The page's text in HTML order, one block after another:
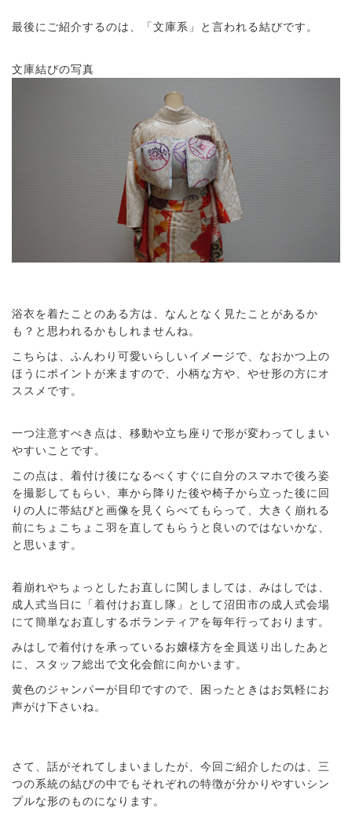
最後にご紹介するのは、「文庫系」と言われる結びです。
文庫結びの写真
浴衣を着たことのある方は、なんとなく見たことがあるか
も？と思われるかもしれませんね。
こちらは、ふんわり可愛いらしいイメージで、なおかつ上の
ほうにポイントが来ますので、小柄な方や、やせ形の方にオ
ススメです。
一つ注意すべき点は、移動や立ち座りで形が変わってしまい
やすいことです。
この点は、着付け後になるべくすぐに自分のスマホで後ろ姿
を撮影してもらい、車から降りた後や椅子から立った後に回
りの人に帯結びと画像を見くらべてもらって、大きく崩れる
前にちょこちょこ羽を直してもらうと良いのではないかな、
と思います。
着崩れやちょっとしたお直しに関しましては、みはしでは、
成人式当日に「着付けお直し隊」として沼田市の成人式会場
にて簡単なお直しするボランティアを毎年行っております。
みはしで着付けを承っているお嬢様方を全員送り出したあと
に、スタッフ総出で文化会館に向かいます。
黄色のジャンパーが目印ですので、困ったときはお気軽にお
声がけ下さいね。
さて、話がそれてしまいましたが、今回ご紹介したのは、三
つの系統の結びの中でもそれぞれの特徴が分かりやすいシン
プルな形のものになります。